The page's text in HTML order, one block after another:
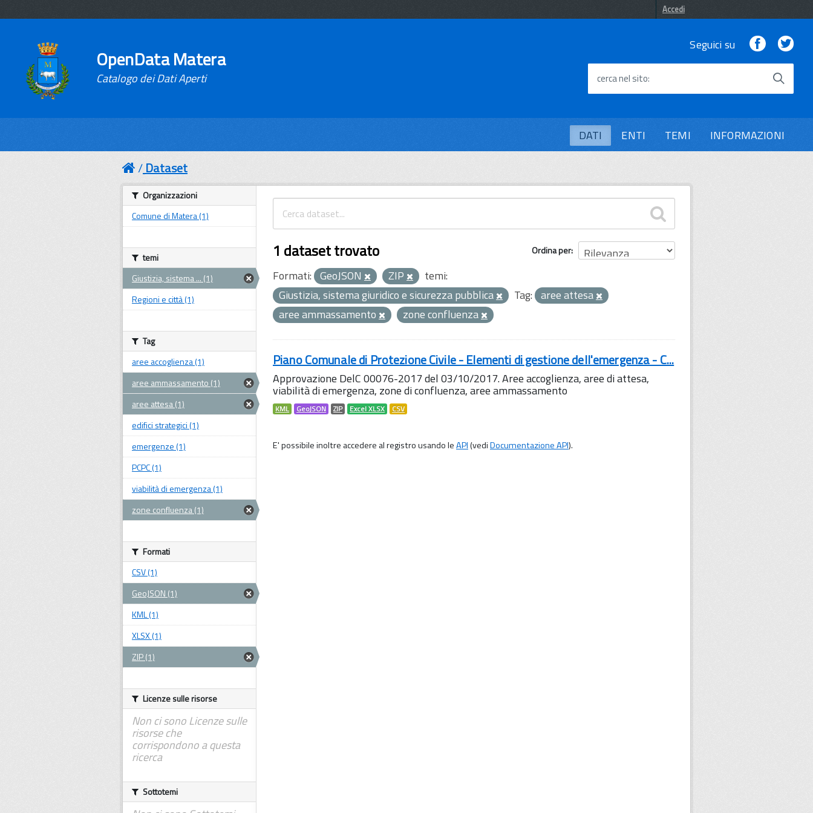
Accedi
OpenData Matera
Catalogo dei Dati Aperti
Seguici su Facebook
cerca nel sito
DATI ENTI TEMI INFORMAZIONI
Dataset
Ordina per
1 dataset trovato
Formati: GeoJSON ZIP
temi:
Giustizia, sistema giuridico e sicurezza pubblica
Tag: aree attesa
aree ammassamento
zone confluenza
Piano Comunale di Protezione Civile - Elementi di gestione dell'emergenza - C...
Approvazione DelC 00076-2017 del 03/10/2017. Aree accoglienza, aree di attesa,
viabilità di emergenza, zone di confluenza, aree ammassamento
KML GeoJSON ZIP Excel XLSX CSV
E' possibile inoltre accedere al registro usando leAPI(vediDocumentazione API).
Organizzazioni
Comune di Matera (1)
temi
Giustizia, sistema ... (1)
Regioni e città (1)
Tag
aree accoglienza (1)
aree ammassamento (1)
aree attesa (1)
edifici strategici (1)
emergenze (1)
PCPC (1)
viabilità di emergenza (1)
zone confluenza (1)
Formati
CSV (1)
GeoJSON (1)
KML (1)
XLSX (1)
ZIP (1)
Licenze sulle risorse
Non ci sono Licenze sulle
risorse che
corrispondono a questa
ricerca
Sottotemi